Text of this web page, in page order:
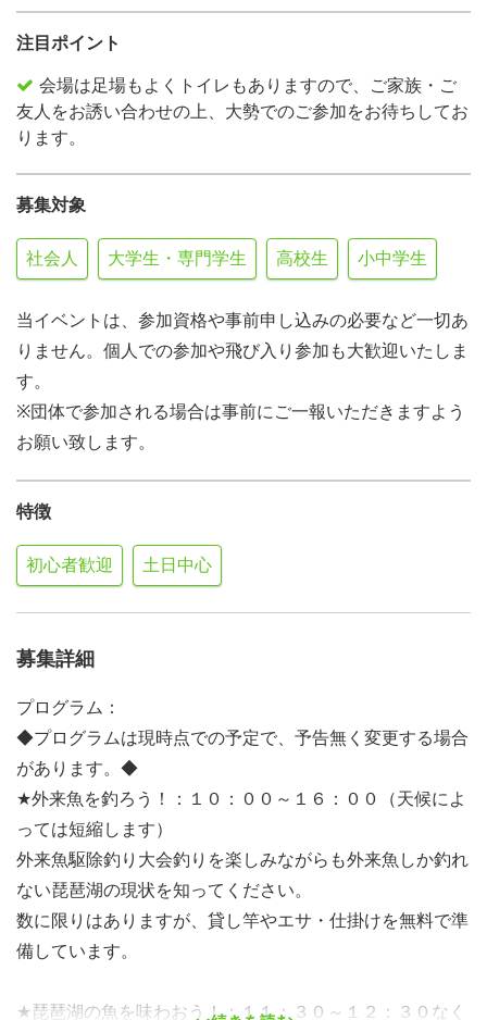
注目ポイント
会場は足場もよくトイレもありますので、ご家族・ご
友人をお誘い合わせの上、大勢でのご参加をお待ちしてお
ります。
募集対象
社会人 大学生・専門学生 高校生 小中学生
当イベントは、参加資格や事前申し込みの必要など一切あ
りません。個人での参加や飛び入り参加も大歓迎いたしま
す。
※団体で参加される場合は事前にご一報いただきますよう
お願い致します。
特徴
初心者歓迎 土日中心
募集詳細
プログラム：
◆プログラムは現時点での予定で、予告無く変更する場合
があります。◆
★外来魚を釣ろう！：１０：００～１６：００（天候によ
っては短縮します）
外来魚駆除釣り大会釣りを楽しみながらも外来魚しか釣れ
ない琵琶湖の現状を知ってください。
数に限りはありますが、貸し竿やエサ・仕掛けを無料で準
備しています。
★琵琶湖の魚を味わおう！：１１：３０～１２：３０なく